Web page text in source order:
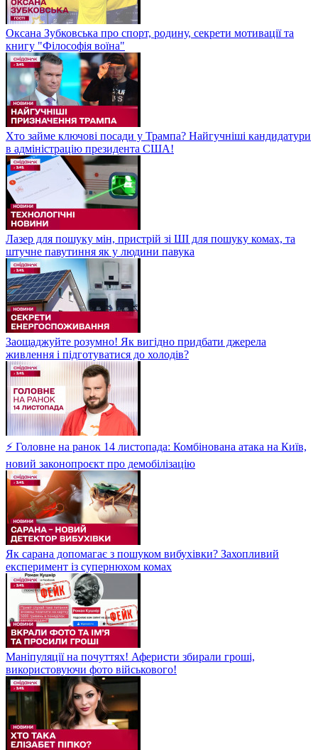
Оксана Зубковська про спорт, родину, секрети мотивації та
книгу "Філософія воїна"
Хто займе ключові посади у Трампа? Найгучніші кандидатури
в адміністрацію президента США!
Лазер для пошуку мін, пристрій зі ШІ для пошуку комах, та
штучне павутиння як у людини павука
Заощаджуйте розумно! Як вигідно придбати джерела
живлення і підготуватися до холодів?
⚡ Головне на ранок 14 листопада: Комбінована атака на Київ,
новий законопроєкт про демобілізацію
Як сарана допомагає з пошуком вибухівки? Захопливий
експеримент із супернюхом комах
Маніпуляції на почуттях! Аферисти збирали гроші,
використовуючи фото військового!